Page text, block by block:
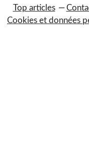
Top articles
Cookies et données